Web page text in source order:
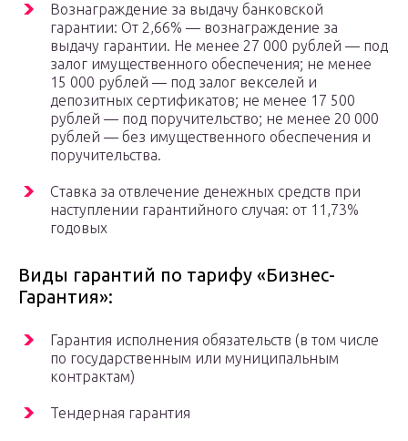
Вознаграждение за выдачу банковской
гарантии: От 2,66% — вознаграждение за
выдачу гарантии. Не менее 27 000 рублей — под
залог имущественного обеспечения; не менее
15 000 рублей — под залог векселей и
депозитных сертификатов; не менее 17 500
рублей — под поручительство; не менее 20 000
рублей — без имущественного обеспечения и
поручительства.
Ставка за отвлечение денежных средств при
наступлении гарантийного случая: от 11,73%
годовых
Виды гарантий по тарифу «Бизнес-
Гарантия»:
Гарантия исполнения обязательств (в том числе
по государственным или муниципальным
контрактам)
Тендерная гарантия